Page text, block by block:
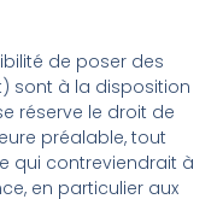
de poser des
sont à la disposition
réserve le droit de
préalable, tout
qui contreviendrait à
en particulier aux